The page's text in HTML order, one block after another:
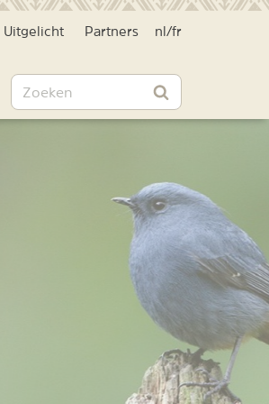
Uitgelicht Partners nl /fr
Zoeken
Zoeken